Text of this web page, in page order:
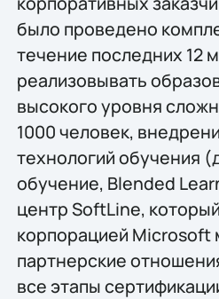
было проведено
течение последних 12
реализовывать
высокого уровня
1000 человек,
технологий обучения
обучение, Blended
центр SoftLine,
корпорацией Microsoft
партнерские
все этапы